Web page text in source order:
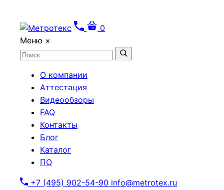
0
Меню ×
О компании
Аттестация
Видеообзоры
FAQ
Контакты
Блог
Каталог
ПО
+7 (495) 902-54-90 info@metrotex.ru